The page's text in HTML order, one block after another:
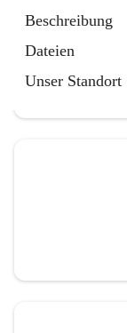
Beschreibung
Dateien
Unser Standort